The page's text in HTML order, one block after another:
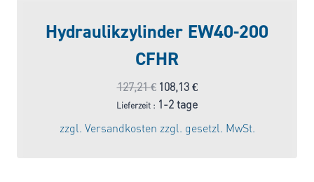
Hydraulikzylinder EW40-200
CFHR
127,21€ Ursprünglicher
Preis
war:
127,21 €
108,13 €Aktueller
Preis
Lieferzeit : 1-2 tage
zzgl. Versandkosten zzgl. gesetzl. MwSt.